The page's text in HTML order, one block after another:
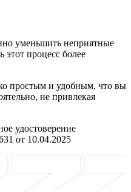
уменьшить неприятные
процесс более
простым и удобным, что вы
не привлекая
удостоверение
от 10.04.2025